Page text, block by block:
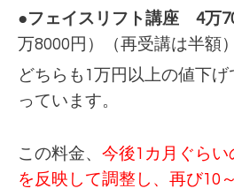
●フェイスリフト講座 4万
万8000円）（再受講は半額）
どちらも1万円以上の値下
っています。
この料金、 今後1カ月ぐらい
を反映して調整し、再び10